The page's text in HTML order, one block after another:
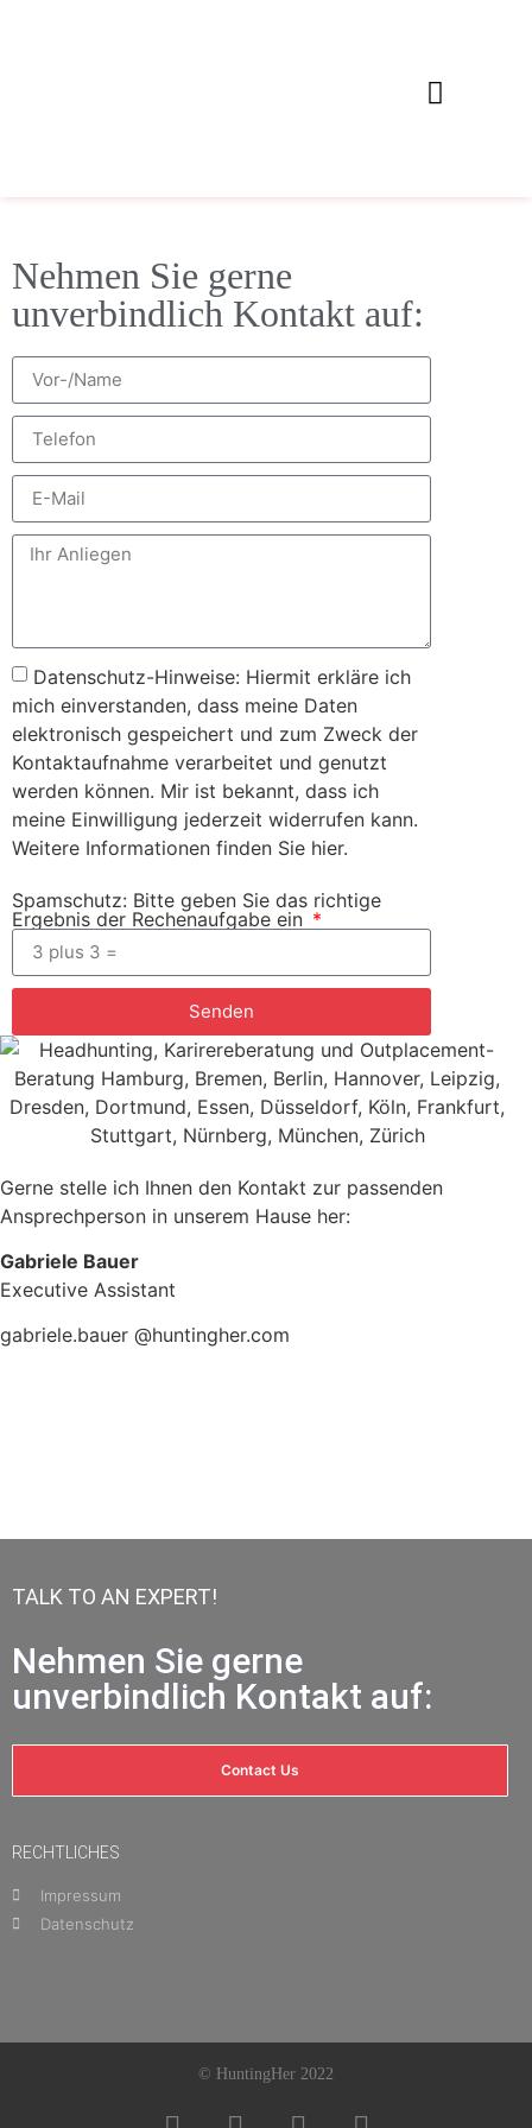
Nehmen Sie gerne
unverbindlich Kontakt auf:
Datenschutz-Hinweise: Hiermit erkläre ich
mich einverstanden, dass meine Daten
elektronisch gespeichert und zum Zweck der
Kontaktaufnahme verarbeitet und genutzt
werden können. Mir ist bekannt, dass ich
meine Einwilligung jederzeit widerrufen kann.
Weitere Informationen finden Sie hier.
Spamschutz: Bitte geben Sie das richtige
Ergebnis der Rechenaufgabe ein
Senden
Gerne stelle ich Ihnen den Kontakt zur passenden
Ansprechperson in unserem Hause her:
Gabriele Bauer
Executive Assistant
gabriele.bauer @huntingher.com
TALK TO AN EXPERT!
Nehmen Sie gerne
unverbindlich Kontakt auf:
Contact Us
RECHTLICHES
Impressum
Datenschutz
© HuntingHer 2022